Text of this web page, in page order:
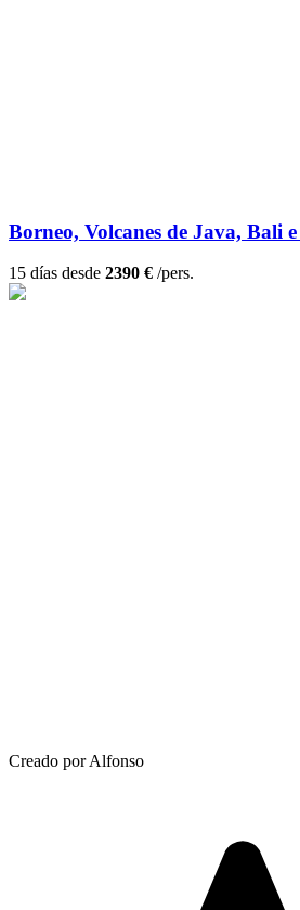
Borneo, Volcanes de Java, Bali
15 días desde 2390 € /pers.
Creado por Alfonso